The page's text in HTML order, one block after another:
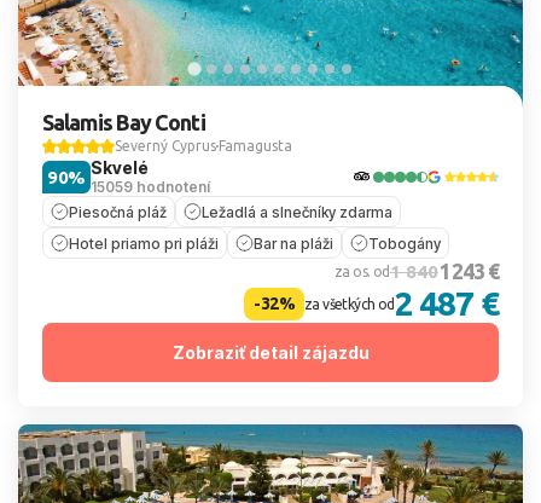
Salamis Bay Conti
Severný Cyprus Famagusta
Skvelé
15059 hodnotení
90%
Piesočná pláž
Ležadlá a slnečníky zdarma
Hotel priamo pri pláži
Bar na pláži Tobogány
za os. od1 8401 243 €
-32% za všetkých od2 487 €
Zobraziť detail zájazdu